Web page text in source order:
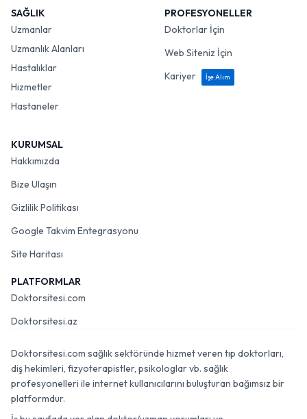
SAĞLIK
Uzmanlar
Uzmanlık Alanları
Hastalıklar
Hizmetler
Hastaneler
PROFESYONELLER
Doktorlar İçin
Web Siteniz İçin
Kariyer
İşe Alım
KURUMSAL
Hakkımızda
Bize Ulaşın
Gizlilik Politikası
Google Takvim Entegrasyonu
Site Haritası
PLATFORMLAR
Doktorsitesi.com
Doktorsitesi.az
Doktorsitesi.com sağlık sektöründe hizmet veren tıp doktorları,
diş hekimleri, fizyoterapistler, psikologlar vb. sağlık
profesyonelleri ile internet kullanıcılarını buluşturan bağımsız bir
platformdur.